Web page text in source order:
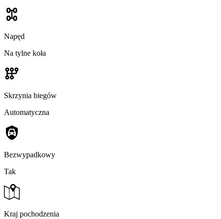
Napęd
Na tylne koła
Skrzynia biegów
Automatyczna
Bezwypadkowy
Tak
Kraj pochodzenia